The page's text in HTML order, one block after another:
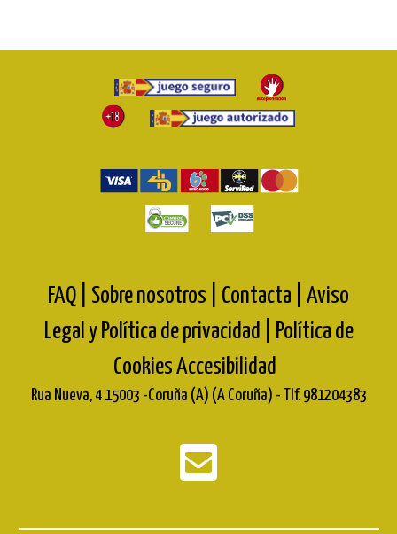
FAQ | Sobre nosotros | Contacta |
Aviso
Legal y Política de privacidad |
Política de
CookiesAccesibilidad
Rua Nueva, 4 15003 -Coruña (A) (A Coruña) - Tlf. 981204383